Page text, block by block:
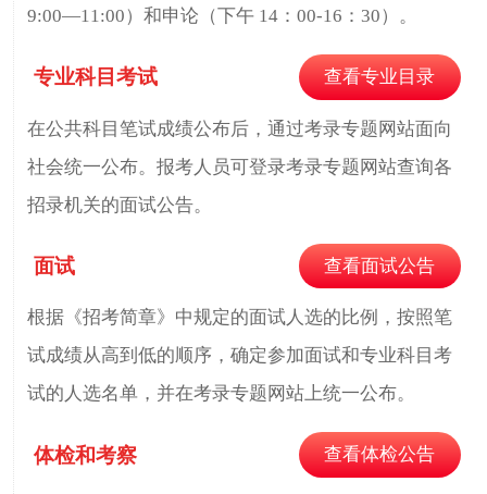
9:00―11:00）和申论（下午 14：00-16：30）。
专业科目考试 查看专业目录
在公共科目笔试成绩公布后，通过考录专题网站面向
社会统一公布。报考人员可登录考录专题网站查询各
招录机关的面试公告。
面试 查看面试公告
根据《招考简章》中规定的面试人选的比例，按照笔
试成绩从高到低的顺序，确定参加面试和专业科目考
试的人选名单，并在考录专题网站上统一公布。
体检和考察 查看体检公告